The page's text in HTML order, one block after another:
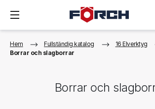
Hem Fullständig katalog 16 Elverktyg
Borrar och slagborrar
Borrar och